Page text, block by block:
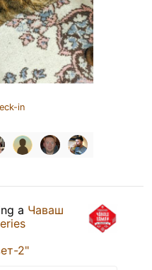
in
a Чаваш
2"